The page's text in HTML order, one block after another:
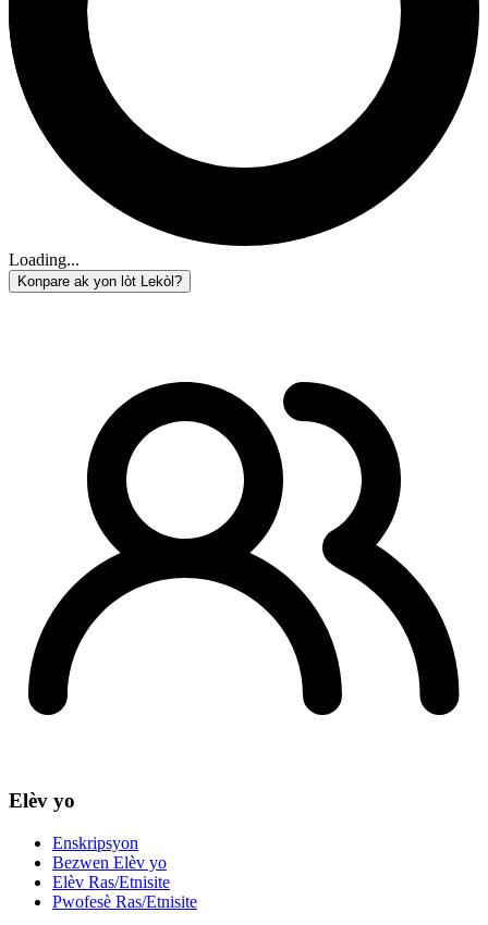
Loading...
Konpare ak yon lòt Lekòl?
Elèv yo
Enskripsyon
Bezwen Elèv yo
Elèv Ras/Etnisite
Pwofesè Ras/Etnisite